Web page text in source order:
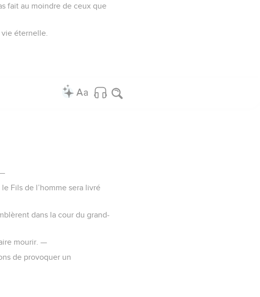
fait au moindre de ceux que
éternelle.
Fils de l’homme sera livré
dans la cour du grand-
mourir. —
de provoquer un